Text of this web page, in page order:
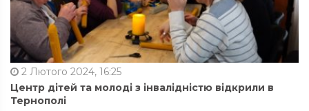
2 Лютого 2024, 16:25
Центр дітей та молоді з інвалідністю відкрили в
Тернополі